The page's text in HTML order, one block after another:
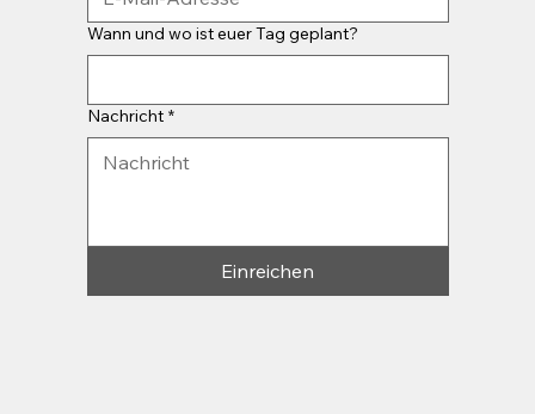
Wann und wo ist euer Tag geplant?
Nachricht *
Einreichen